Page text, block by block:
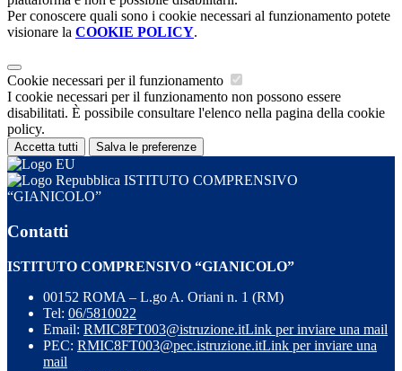
Per conoscere quali sono i cookie necessari al funzionamento potete
visionare la COOKIE POLICY.
Cookie necessari per il funzionamento
I cookie necessari per il funzionamento non possono essere
disabilitati. È possibile consultare l'elenco nella pagina della cookie
policy.
Accetta tutti Salva le preferenze
ISTITUTO COMPRENSIVO
“GIANICOLO”
Contatti
ISTITUTO COMPRENSIVO “GIANICOLO”
00152 ROMA – L.go A. Oriani n. 1 (RM)
Tel: 06/5810022
Email: RMIC8FT003@istruzione.itLink per inviare una mail
PEC: RMIC8FT003@pec.istruzione.itLink per inviare una
mail